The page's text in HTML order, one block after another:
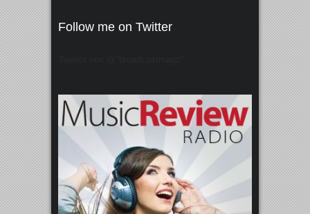
Follow me on Twitter